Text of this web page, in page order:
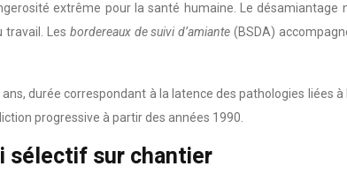
extrême pour la santé humaine. Le
travail. Les bordereaux de suivi d’amiante(BSDA)
durée correspondant à la latence des pathologies liées
progressive à partir des années 1990.
sélectif sur chantier